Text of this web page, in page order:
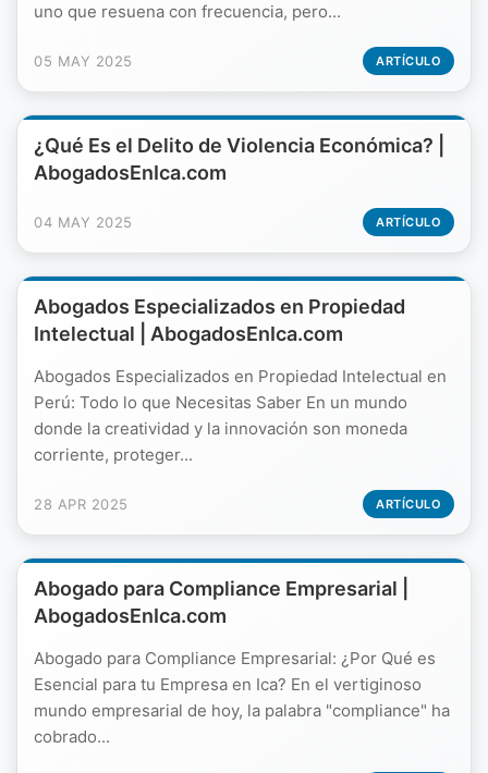
uno que resuena con frecuencia, pero...
05 MAY 2025 ARTÍCULO
¿Qué Es el Delito de Violencia Económica? |
AbogadosEnIca.com
04 MAY 2025 ARTÍCULO
Abogados Especializados en Propiedad
Intelectual | AbogadosEnIca.com
Abogados Especializados en Propiedad Intelectual en
Perú: Todo lo que Necesitas Saber En un mundo
donde la creatividad y la innovación son moneda
corriente, proteger...
28 APR 2025 ARTÍCULO
Abogado para Compliance Empresarial |
AbogadosEnIca.com
Abogado para Compliance Empresarial: ¿Por Qué es
Esencial para tu Empresa en Ica? En el vertiginoso
mundo empresarial de hoy, la palabra "compliance" ha
cobrado...